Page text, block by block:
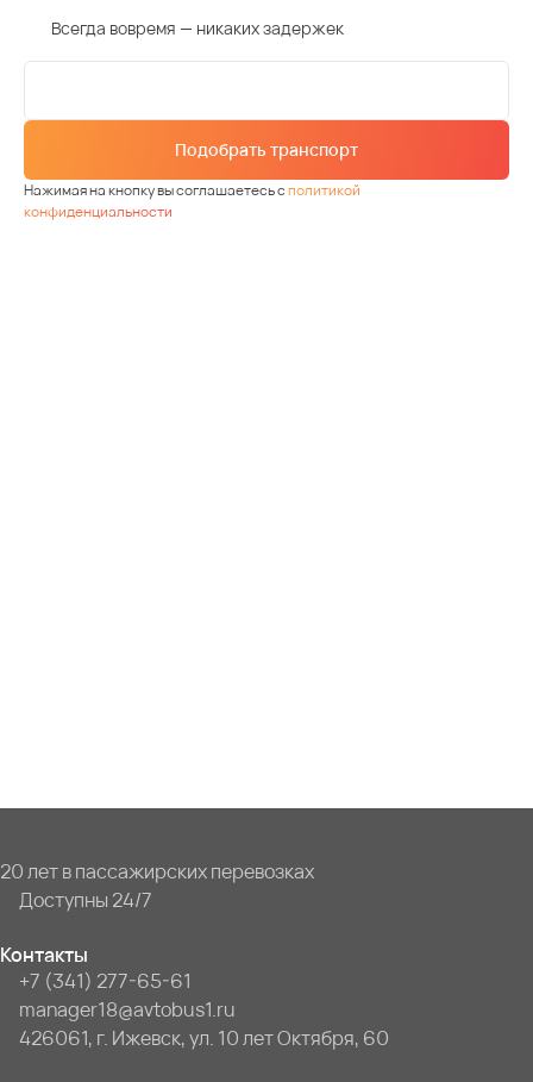
Всегда вовремя — никаких задержек
Подобрать транспорт
Нажимая на кнопку вы соглашаетесь сполитикой
конфиденциальности
20 лет в пассажирских перевозках
Доступны 24/7
Контакты
+7 (341) 277-65-61
manager18@avtobus1.ru
426061, г. Ижевск, ул. 10 лет Октября, 60